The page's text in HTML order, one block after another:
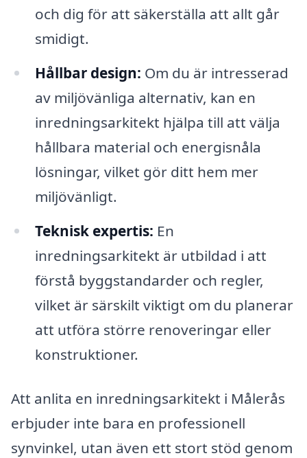
och dig för att säkerställa att allt går
smidigt.
Hållbar design: Om du är intresserad
av miljövänliga alternativ, kan en
inredningsarkitekt hjälpa till att välja
hållbara material och energisnåla
lösningar, vilket gör ditt hem mer
miljövänligt.
Teknisk expertis: En
inredningsarkitekt är utbildad i att
förstå byggstandarder och regler,
vilket är särskilt viktigt om du planerar
att utföra större renoveringar eller
konstruktioner.
Att anlita en inredningsarkitekt i Målerås
erbjuder inte bara en professionell
synvinkel, utan även ett stort stöd genom